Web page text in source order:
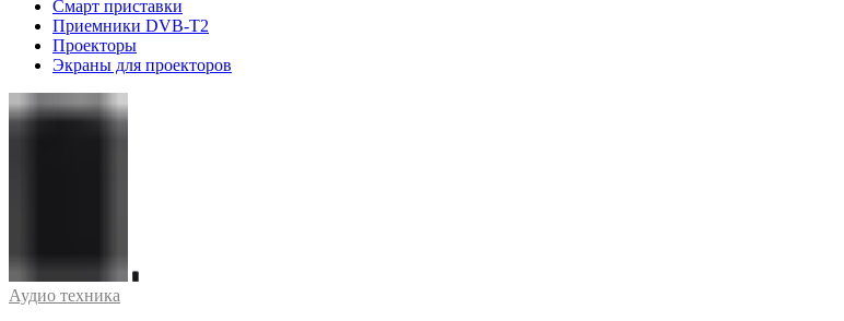
Смарт приставки
Приемники DVB-T2
Проекторы
Экраны для проекторов
Аудио техника